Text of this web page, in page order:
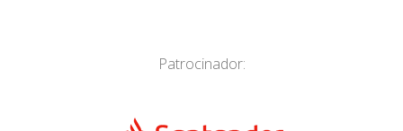
Patrocinador: